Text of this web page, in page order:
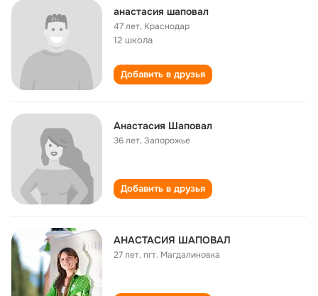
анастасия шаповал
47 лет, Краснодар
12 школа
Добавить в друзья
Анастасия Шаповал
36 лет,Запорожье
Добавить в друзья
АНАСТАСИЯ ШАПОВАЛ
27 лет,пгт. Магдалиновка